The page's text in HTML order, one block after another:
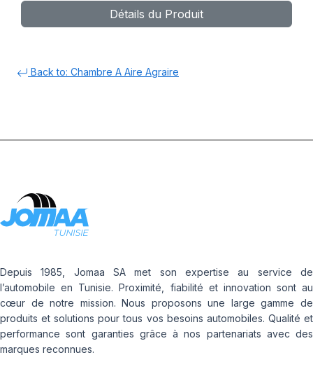
Détails du Produit
Back to: Chambre A Aire Agraire
Depuis 1985, Jomaa SA met son expertise au service de
l’automobile en Tunisie. Proximité, fiabilité et innovation sont au
cœur de notre mission. Nous proposons une large gamme de
produits et solutions pour tous vos besoins automobiles. Qualité et
performance sont garanties grâce à nos partenariats avec des
marques reconnues.